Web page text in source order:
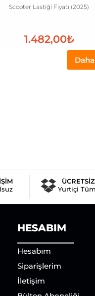
Scooter Lastiği Fiyatı (2025)
1.482,00₺
Yurtiçi
HESABIM
Hesabım
Siparişlerim
İletişim